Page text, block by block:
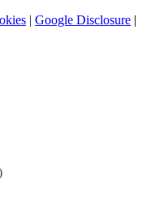
| Google Disclosure |